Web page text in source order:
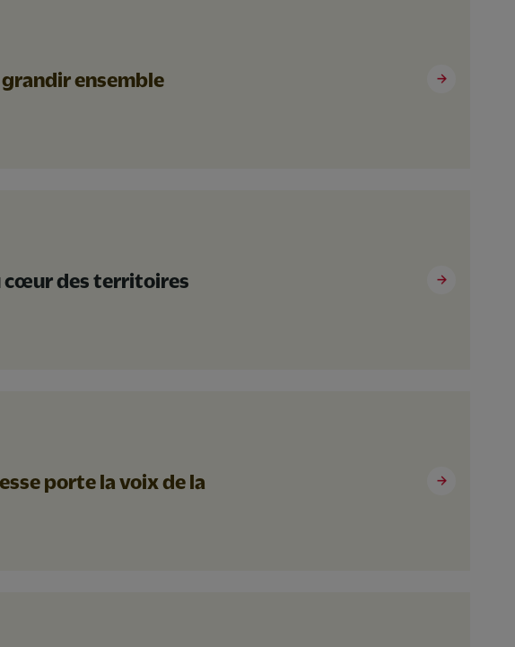
ensemble
cœur des territoires
porte la voix de la